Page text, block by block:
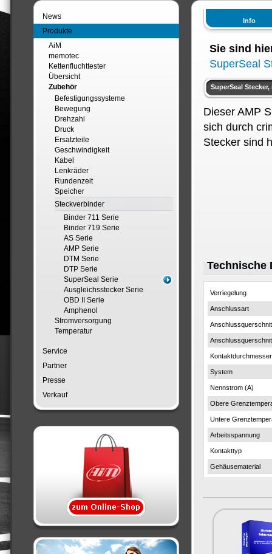
News
Produkte
AiM
memotec
Kettenfluchttester
Übersicht
Zubehör
Befestigungssysteme
Bewegung
Drehzahl
Druck
Ersatzteile
Geschwindigkeit
Kabel
Lenkräder
Rundenzeit
Speicher
Steckverbinder
Binder 711 Serie
Binder 719 Serie
AS Serie
AMP Serie
DTM Serie
DTP Serie
SuperSeal Serie
Ausgleichsstecker Serie
OBD II Serie
Amphenol
Stromversorgung
Temperatur
Service
Partner
Presse
Verkauf
Info
Sie sind
SuperSeal
SuperSeal
Dieser AMP
sich durch
Stecker sind
Technische
Verriegelung
Anschlussart
System
Nennstrom (A)
Obere
Untere
Arbeitsspannung
Kontakttyp
Gehäusematerial